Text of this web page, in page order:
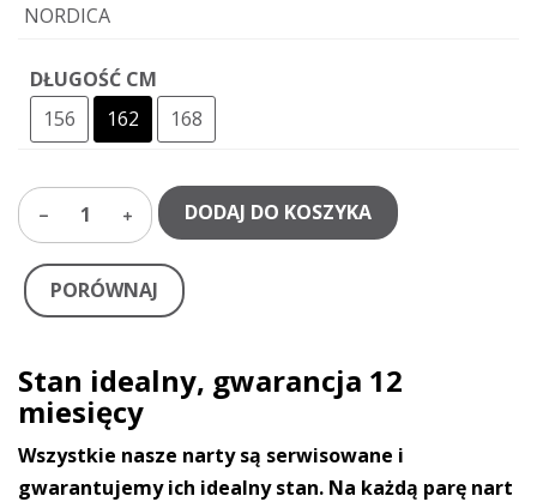
NORDICA
DŁUGOŚĆ CM
156
162 168
1 DODAJ DO KOSZYKA
PORÓWNAJ
Stan idealny, gwarancja 12
miesięcy
Wszystkie nasze narty są serwisowane i
gwarantujemy ich idealny stan. Na każdą parę nart